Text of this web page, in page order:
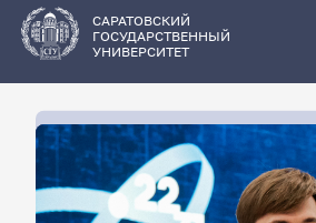
основному
содержанию
САРАТОВСКИЙ
ГОСУДАРСТВЕННЫЙ
УНИВЕРСИТЕТ